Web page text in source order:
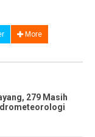
More
279 Masih